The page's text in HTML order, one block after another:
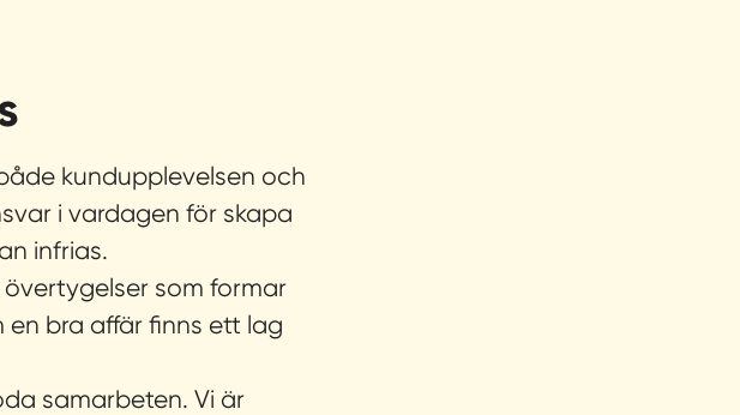
kundupplevelsen och
i vardagen för skapa
infrias.
som formar
en bra affär finns ett lag
samarbeten. Vi är